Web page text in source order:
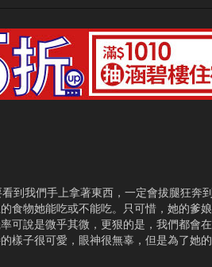
到我們手上拿著東西，一定會拔腿狂奔
食物她能吃或不能吃。只可惜，她的爹
可說是微乎其微，更狠的是，我們都會
樣子很可愛，眼神很無辜，但是為了她